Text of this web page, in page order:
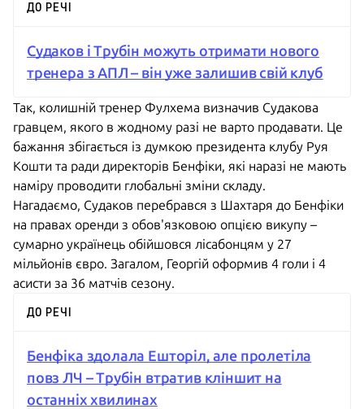
ДО РЕЧІ
Судаков і Трубін можуть отримати нового
тренера з АПЛ – він уже залишив свій клуб
Так, колишній тренер Фулхема визначив Судакова
гравцем, якого в жодному разі не варто продавати. Це
бажання збігається із думкою президента клубу Руя
Кошти та ради директорів Бенфіки, які наразі не мають
наміру проводити глобальні зміни складу.
Нагадаємо, Судаков перебрався з Шахтаря до Бенфіки
на правах оренди з обов'язковою опцією викупу –
сумарно українець обійшовся лісабонцям у 27
мільйонів євро. Загалом, Георгій оформив 4 голи і 4
асисти за 36 матчів сезону.
ДО РЕЧІ
Бенфіка здолала Ешторіл, але пролетіла
повз ЛЧ – Трубін втратив кліншит на
останніх хвилинах